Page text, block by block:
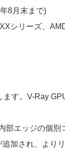
8月末まで)
シリーズ、
す。V-Ray
部エッジの個別
加され、より